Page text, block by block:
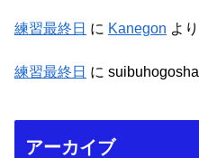
練習最終日 に Kanegon より
練習最終日 に suibuhogosha
アーカイブ